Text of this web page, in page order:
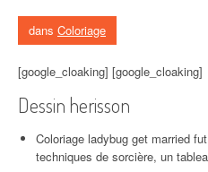
dans Coloriage
[google_cloaking] [google_cloaking]
Dessin herisson
Coloriage ladybug get married
techniques de sorcière, un